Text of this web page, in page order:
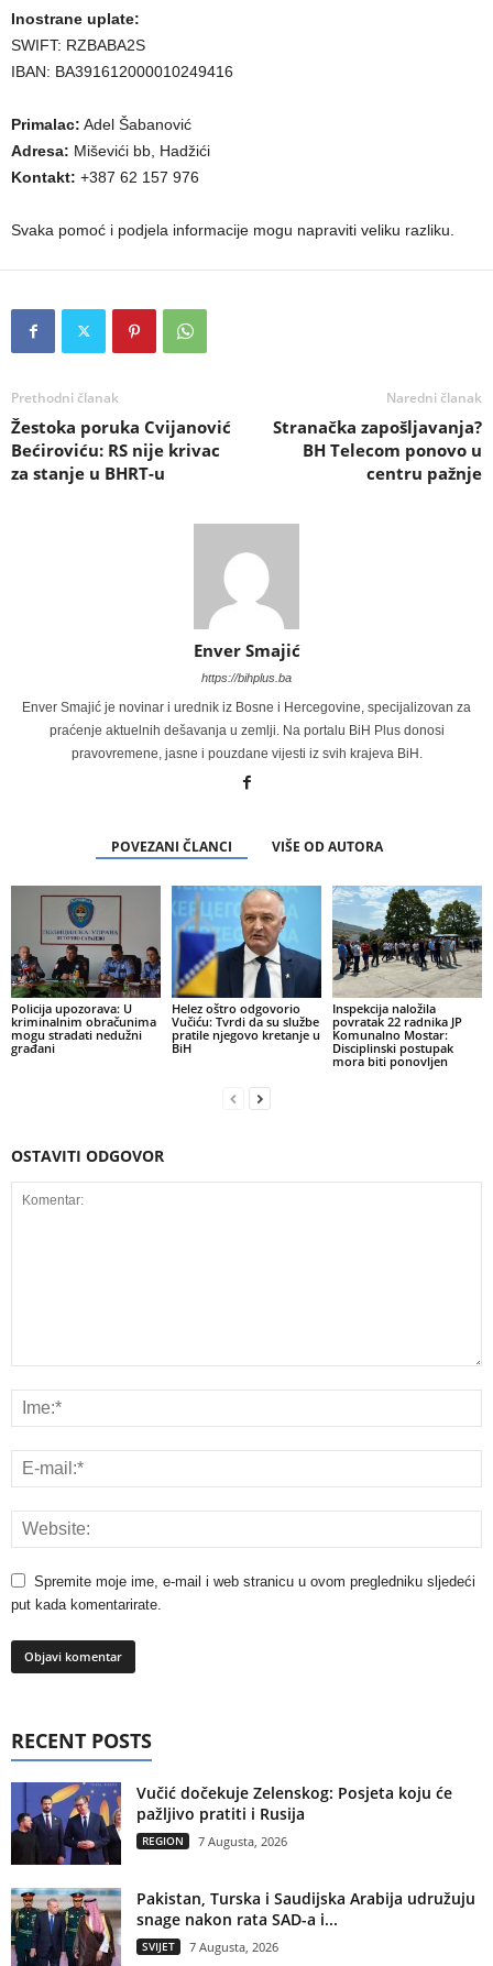
Inostrane uplate:
SWIFT: RZBABA2S
IBAN: BA391612000010249416
Primalac: Adel Šabanović
Adresa: Miševići bb, Hadžići
Kontakt: +387 62 157 976
Svaka pomoć i podjela informacije mogu napraviti veliku razliku.
Prethodni članak
Žestoka poruka Cvijanović
Bećiroviću: RS nije krivac
za stanje u BHRT-u
Naredni članak
Stranačka zapošljavanja?
BH Telecom ponovo u
centru pažnje
Enver Smajić
https://bihplus.ba
Enver Smajić je novinar i urednik iz Bosne i Hercegovine, specijalizovan za
praćenje aktuelnih dešavanja u zemlji. Na portalu BiH Plus donosi
pravovremene, jasne i pouzdane vijesti iz svih krajeva BiH.
POVEZANI ČLANCI VIŠE OD AUTORA
Policija upozorava: U
kriminalnim obračunima
mogu stradati nedužni
građani
Helez oštro odgovorio
Vučiću: Tvrdi da su službe
pratile njegovo kretanje u
BiH
Inspekcija naložila
povratak 22 radnika JP
Komunalno Mostar:
Disciplinski postupak
mora biti ponovljen
OSTAVITI ODGOVOR
Spremite moje ime, e-mail i web stranicu u ovom pregledniku sljedeći
put kada komentarirate.
RECENT POSTS
Vučić dočekuje Zelenskog: Posjeta koju će
pažljivo pratiti i Rusija
REGION 7 Augusta, 2026
Pakistan, Turska i Saudijska Arabija udružuju
snage nakon rata SAD-a i...
SVIJET 7 Augusta, 2026